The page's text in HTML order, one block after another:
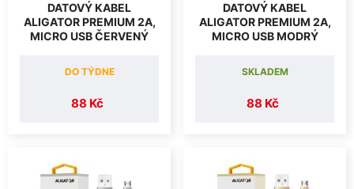
DATOVÝ KABEL
ALIGATOR PREMIUM 2A,
MICRO USB ČERVENÝ
88 Kč
DO TÝDNE
DATOVÝ KABEL
ALIGATOR PREMIUM 2A,
MICRO USB MODRÝ
88 Kč
SKLADEM